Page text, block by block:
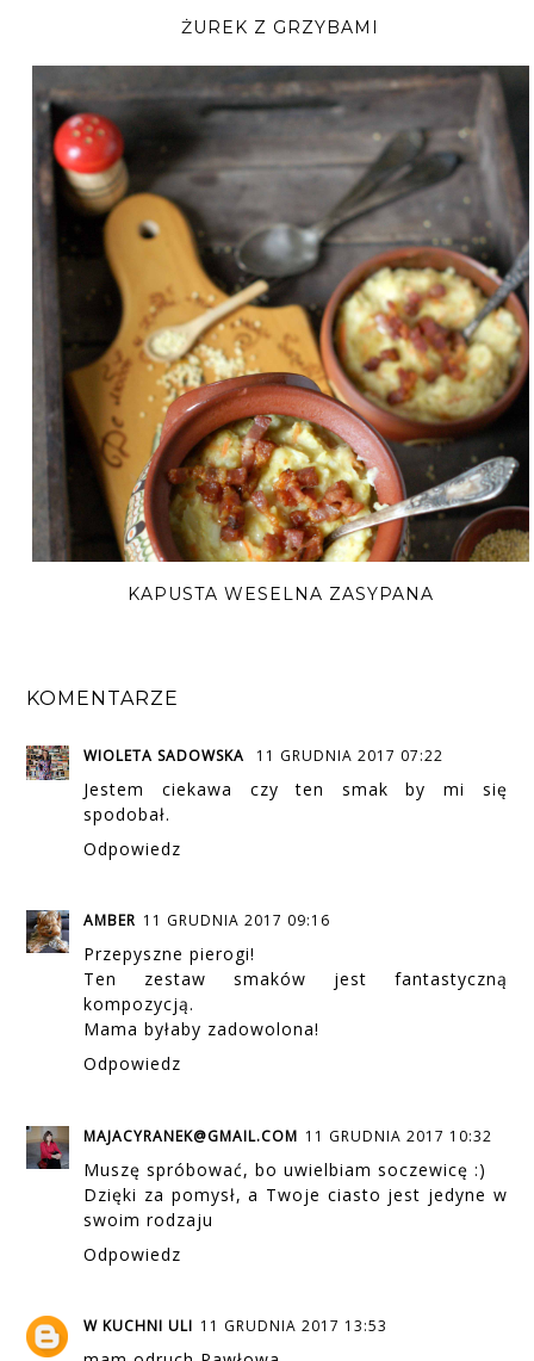
ŻUREK Z GRZYBAMI
KAPUSTA WESELNA ZASYPANA
KOMENTARZE
WIOLETA SADOWSKA 11 GRUDNIA 2017 07:22
Jestem ciekawa czy ten smak by mi się
spodobał.
Odpowiedz
AMBER 11 GRUDNIA 2017 09:16
Przepyszne pierogi!
Ten zestaw smaków jest fantastyczną
kompozycją.
Mama byłaby zadowolona!
Odpowiedz
MAJACYRANEK@GMAIL.COM 11 GRUDNIA 2017 10:32
Muszę spróbować, bo uwielbiam soczewicę :)
Dzięki za pomysł, a Twoje ciasto jest jedyne w
swoim rodzaju
Odpowiedz
W KUCHNI ULI 11 GRUDNIA 2017 13:53